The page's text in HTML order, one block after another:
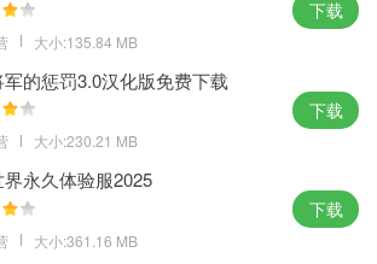
大小:135.84 MB
下载
的惩罚3.0汉化版免费下载
大小:230.21 MB
下载
永久体验服2025
大小:361.16 MB
下载